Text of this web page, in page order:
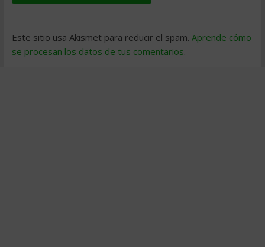
Este sitio usa Akismet para reducir el spam. Aprende cómo
se procesan los datos de tus comentarios.